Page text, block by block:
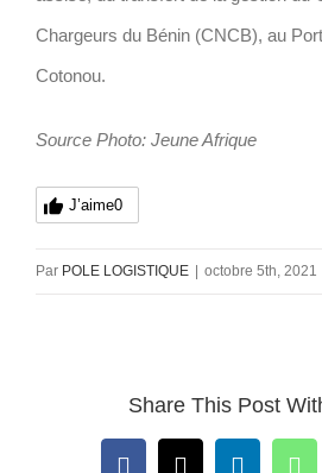
Chargeurs du Bénin (CNCB), au
Cotonou.
Source Photo: Jeune Afrique
J’aime0
Par POLE LOGISTIQUE octobre 5th, 2021
Share This Post